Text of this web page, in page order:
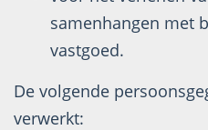
samenhangen met
vastgoed.
De volgende
verwerkt: